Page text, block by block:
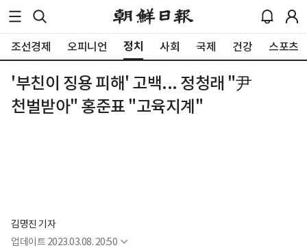
조선경제 오피니언 정치 사회 국제 건강 스포츠
'부친이 징용 피해' 고백... 정청래 "尹
천벌받아" 홍준표 "고육지계"
김명진 기자
업데이트 2023.03.08. 20:50